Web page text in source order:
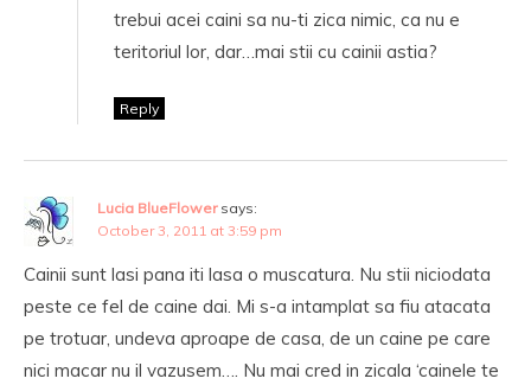
trebui acei caini sa nu-ti zica nimic, ca nu e
teritoriul lor, dar…mai stii cu cainii astia?
Reply
Lucia BlueFlower says:
October 3, 2011 at 3:59 pm
Cainii sunt lasi pana iti lasa o muscatura. Nu stii niciodata
peste ce fel de caine dai. Mi s-a intamplat sa fiu atacata
pe trotuar, undeva aproape de casa, de un caine pe care
nici macar nu il vazusem…. Nu mai cred in zicala ‘cainele te